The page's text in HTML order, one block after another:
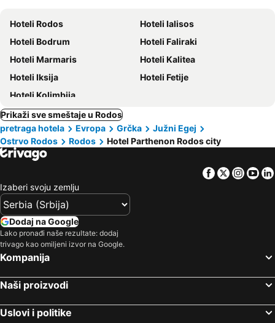
Hoteli Rodos
Hoteli Ialisos
Hoteli Bodrum
Hoteli Faliraki
Hoteli Marmaris
Hoteli Kalitea
Hoteli Iksija
Hoteli Fetije
Hoteli Kolimbija
Prikaži sve smeštaje u Rodos
pretraga hotela
Evropa Grčka
Južni Egej
Ostrvo Rodos
Rodos Hotel Parthenon Rodos city
Facebook
Twitter
Izaberi svoju zemlju
Dodaj na Google
Lako pronađi naše rezultate: dodaj
trivago kao omiljeni izvor na Google.
Kompanija
Naši proizvodi
Uslovi i politike